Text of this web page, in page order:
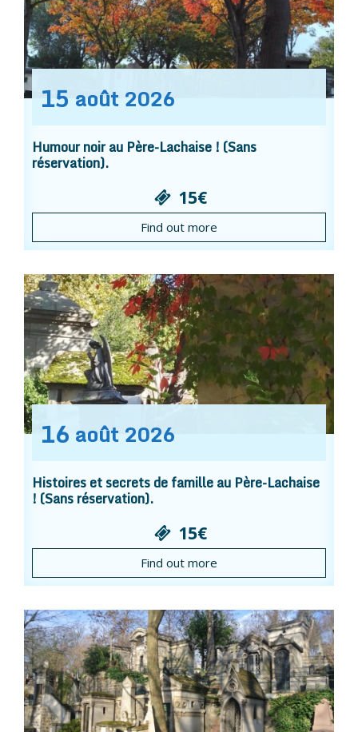
15 août 2026
Humour noir au Père-Lachaise ! (Sans
réservation).
15€
Find out more
16 août 2026
Histoires et secrets de famille au Père-Lachaise
! (Sans réservation).
15€
Find out more